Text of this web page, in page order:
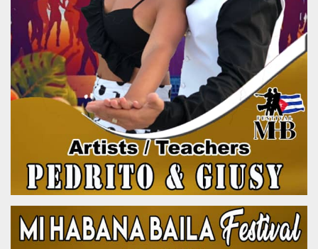
PHPSESSID
PHP.net
oooh.events
Sessione
Cookie
generato da
applicazioni
basate sul
linguaggio PHP.
Si tratta di un
identificatore
generico
utilizzato per
mantenere le
variabili di
sessione utente.
Normalmente è
un numero
generato in
modo casuale, il
modo in cui
viene utilizzato
può essere
specifico per il
sito, ma un
buon esempio è
mantenere uno
stato di accesso